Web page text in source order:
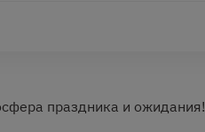
праздника и ожидания!